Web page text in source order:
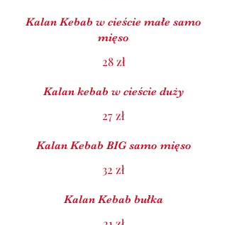
Kalan Kebab w cieście małe samo
mięso
28 zł
Kalan kebab w cieście duży
27 zł
Kalan Kebab BIG samo mięso
32 zł
Kalan Kebab bułka